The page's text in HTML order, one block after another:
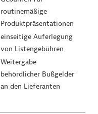
routinemäßige
Produktpräsentationen
einseitige Auferlegung
von Listengebühren
Weitergabe
behördlicher Bußgelder
an den Lieferanten